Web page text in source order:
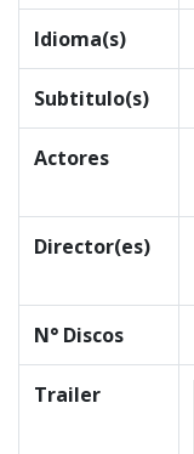
Idioma(s)
Subtitulo(s)
Actores
Director(es)
N° Discos
Trailer